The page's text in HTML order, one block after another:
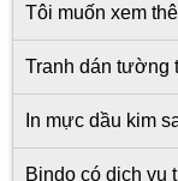
Tôi muốn xem
Tranh dán tường
In mực dầu kim
Bindo có dịch vụ